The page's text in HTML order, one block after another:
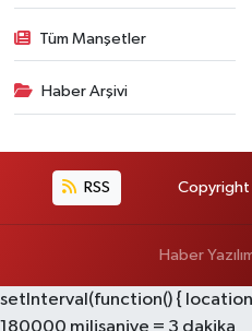
Tüm Manşetler
Haber Arşivi
RSS Copyright
Haber
setInterval(function() {